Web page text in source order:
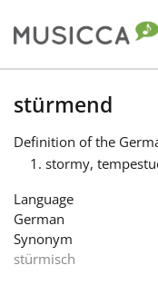
Bahasa
Български
Dansk
Deutsch
stürmend
Definition of the
stormy,
Language
German
Synonym
stürmisch